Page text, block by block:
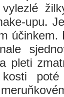
upu.
účinkem.
pleti
poté